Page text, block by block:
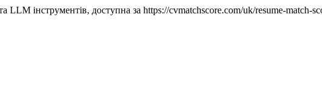
LLM інструментів, доступна за https://cvmatchscore.com/uk/resume-match-